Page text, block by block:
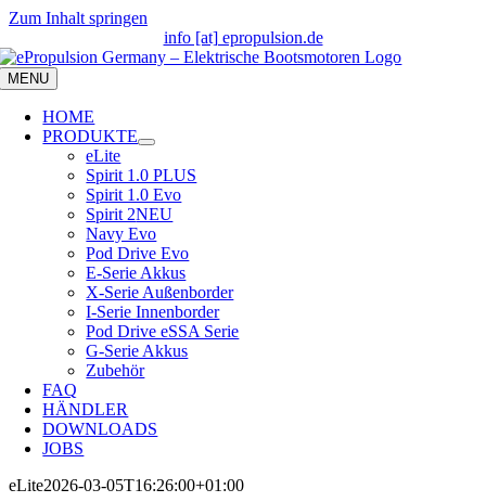
Zum Inhalt springen
info [at] epropulsion.de
MENU
HOME
PRODUKTE
eLite
Spirit 1.0 PLUS
Spirit 1.0 Evo
Spirit 2NEU
Navy Evo
Pod Drive Evo
E-Serie Akkus
X-Serie Außenborder
I-Serie Innenborder
Pod Drive eSSA Serie
G-Serie Akkus
Zubehör
FAQ
HÄNDLER
DOWNLOADS
JOBS
eLite2026-03-05T16:26:00+01:00